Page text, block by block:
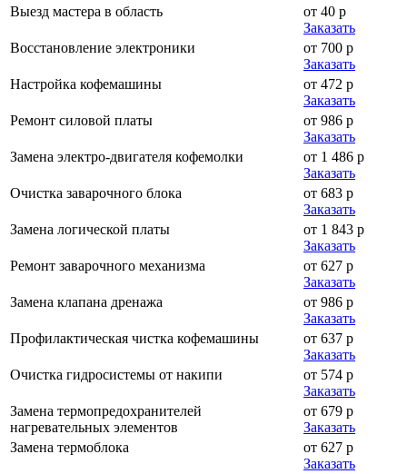
Выезд мастера в область
от 40 р
Заказать
Восстановление электроники
от 700 р
Заказать
Настройка кофемашины
от 472 р
Заказать
Ремонт силовой платы
от 986 р
Заказать
Замена электро-двигателя кофемолки
от 1 486 р
Заказать
Очистка заварочного блока
от 683 р
Заказать
Замена логической платы
от 1 843 р
Заказать
Ремонт заварочного механизма
от 627 р
Заказать
Замена клапана дренажа
от 986 р
Заказать
Профилактическая чистка кофемашины
от 637 р
Заказать
Очистка гидросистемы от накипи
от 574 р
Заказать
Замена термопредохранителей
нагревательных элементов
от 679 р
Заказать
Замена термоблока
от 627 р
Заказать